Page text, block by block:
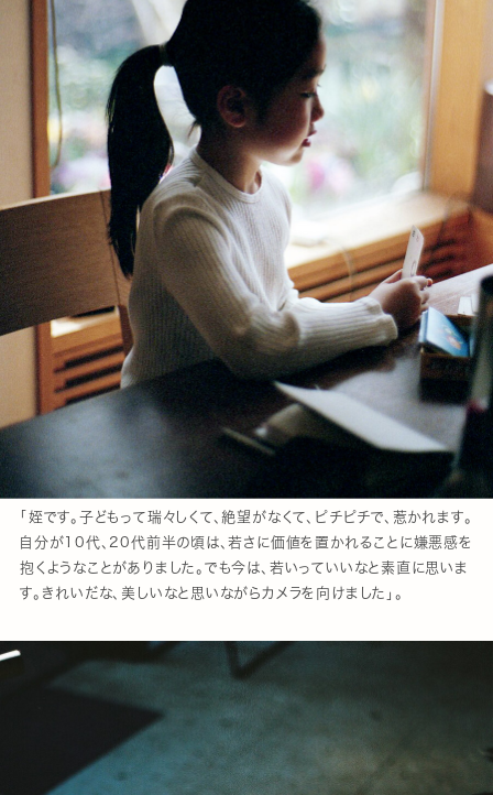
「姪です。子どもって瑞々しくて、絶望がなくて、ピチピチで、惹かれます。
自分が10代、20代前半の頃は、若さに価値を置かれることに嫌悪感を
抱くようなことがありました。でも今は、若いっていいなと素直に思いま
す。きれいだな、美しいなと思いながらカメラを向けました」。